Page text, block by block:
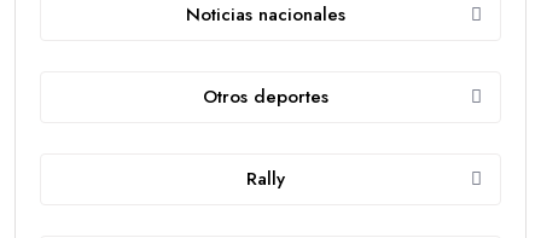
Noticias nacionales
Otros deportes
Rally